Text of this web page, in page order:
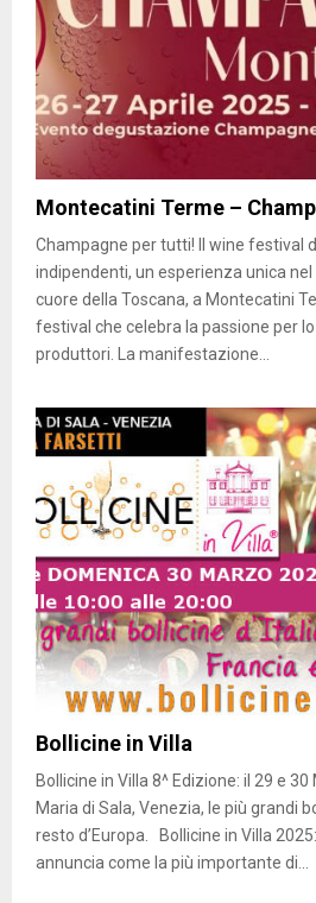
Montecatini Terme –
Champagne per tutti! Il wine festival
indipendenti, un esperienza unica nel
cuore della Toscana, a Montecatini
festival che celebra la passione per
produttori. La manifestazione...
Bollicine in Villa
Bollicine in Villa 8^ Edizione: il 29 e
Maria di Sala, Venezia, le più grandi
resto d’Europa. Bollicine in Villa
annuncia come la più importante di...